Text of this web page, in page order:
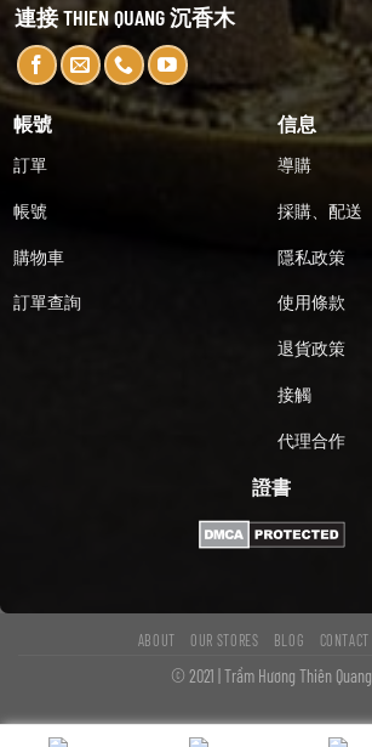
連接 THIEN QUANG 沉香木
帳號
訂單
帳號
購物車
訂單查詢
信息
導購
採購、配送
隱私政策
使用條款
退貨政策
接觸
代理合作
證書
ABOUT OUR STORES BLOG CONTACT
© 2021 | Trầm Hương Thiên Quang